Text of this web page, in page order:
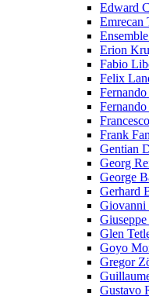
Edward
Emrecan
Erion
Fabio
Felix
Frank
Gentian
Georg
George
Gerhard
Giovanni
Giuseppe
Glen
Goyo
Gregor
Gustavo